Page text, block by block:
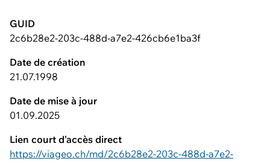
GUID
2c6b28e2-203c-488d-a7e2-426cb6e1ba3f
Date de création
21.07.1998
Date de mise à jour
01.09.2025
Lien court d'accès direct
https://viageo.ch/md/2c6b28e2-203c-488d-a7e2-